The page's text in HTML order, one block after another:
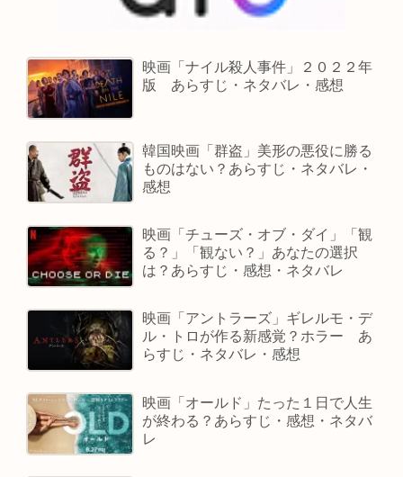
映画「ナイル殺人事件」２０２２年
版 あらすじ・ネタバレ・感想
韓国映画「群盗」美形の悪役に勝る
ものはない？あらすじ・ネタバレ・
感想
映画「チューズ・オブ・ダイ」「観
る？」「観ない？」あなたの選択
は？あらすじ・感想・ネタバレ
映画「アントラーズ」ギレルモ・デ
ル・トロが作る新感覚？ホラー あ
らすじ・ネタバレ・感想
映画「オールド」たった１日で人生
が終わる？あらすじ・感想・ネタバ
レ